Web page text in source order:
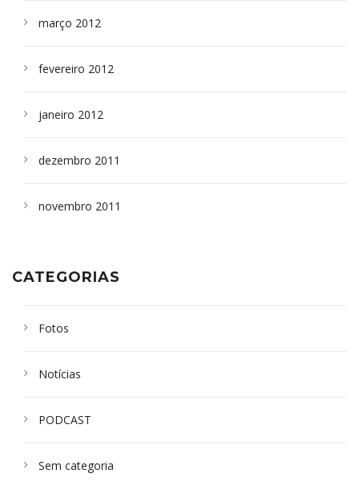
março 2012
fevereiro 2012
janeiro 2012
dezembro 2011
novembro 2011
CATEGORIAS
Fotos
Notícias
PODCAST
Sem categoria